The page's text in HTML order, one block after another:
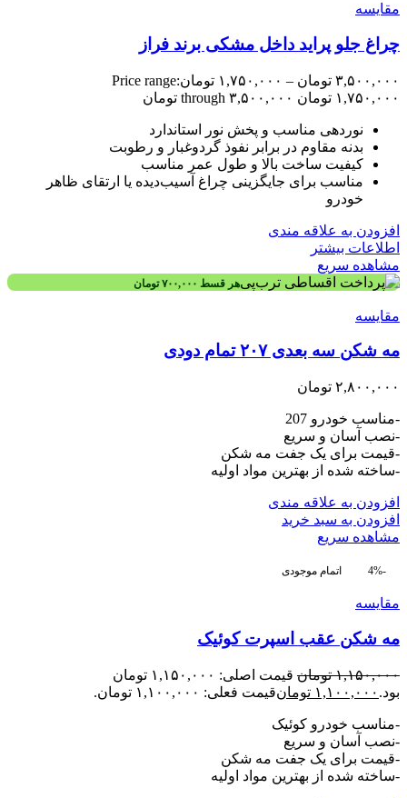
مقایسه
چراغ جلو پراید داخل مشکی برند فراز
۳,۵۰۰,۰۰۰ تومان – ۱,۷۵۰,۰۰۰ تومانPrice range:
۱,۷۵۰,۰۰۰ تومان through ۳,۵۰۰,۰۰۰ تومان
نوردهی مناسب و پخش نور استاندارد
بدنه مقاوم در برابر نفوذ گردوغبار و رطوبت
کیفیت ساخت بالا و طول عمر مناسب
مناسب برای جایگزینی چراغ آسیب‌دیده یا ارتقای ظاهر
خودرو
افزودن به علاقه مندی
اطلاعات بیشتر
مشاهده سریع
هر قسط ۷۰۰,۰۰۰ تومان
مقایسه
مه شکن سه بعدی ۲۰۷ تمام دودی
۲,۸۰۰,۰۰۰ تومان
-مناسب خودرو 207
-نصب آسان و سریع
-قیمت برای یک جفت مه شکن
-ساخته شده از بهترین مواد اولیه
افزودن به علاقه مندی
افزودن به سبد خرید
مشاهده سریع
-4% اتمام موجودی
مقایسه
مه شکن عقب اسپرت کوئیک
۱,۱۵۰,۰۰۰ تومان
قیمت اصلی: ۱,۱۵۰,۰۰۰ تومان
بود. ۱,۱۰۰,۰۰۰ تومانقیمت فعلی: ۱,۱۰۰,۰۰۰ تومان.
-مناسب خودرو کوئیک
-نصب آسان و سریع
-قیمت برای یک جفت مه شکن
-ساخته شده از بهترین مواد اولیه